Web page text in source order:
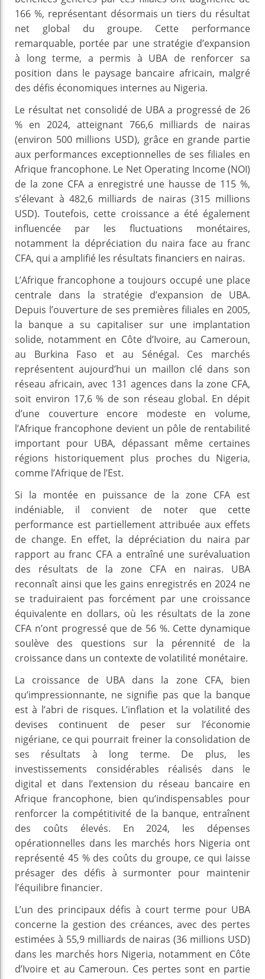
166 %, représentant désormais un tiers du résultat
net global du groupe. Cette performance
remarquable, portée par une stratégie d’expansion
à long terme, a permis à UBA de renforcer sa
position dans le paysage bancaire africain, malgré
des défis économiques internes au Nigeria.
Le résultat net consolidé de UBA a progressé de 26
% en 2024, atteignant 766,6 milliards de nairas
(environ 500 millions USD), grâce en grande partie
aux performances exceptionnelles de ses filiales en
Afrique francophone. Le Net Operating Income (NOI)
de la zone CFA a enregistré une hausse de 115 %,
s’élevant à 482,6 milliards de nairas (315 millions
USD). Toutefois, cette croissance a été également
influencée par les fluctuations monétaires,
notamment la dépréciation du naira face au franc
CFA, qui a amplifié les résultats financiers en nairas.
L’Afrique francophone a toujours occupé une place
centrale dans la stratégie d’expansion de UBA.
Depuis l’ouverture de ses premières filiales en 2005,
la banque a su capitaliser sur une implantation
solide, notamment en Côte d’Ivoire, au Cameroun,
au Burkina Faso et au Sénégal. Ces marchés
représentent aujourd’hui un maillon clé dans son
réseau africain, avec 131 agences dans la zone CFA,
soit environ 17,6 % de son réseau global. En dépit
d’une couverture encore modeste en volume,
l’Afrique francophone devient un pôle de rentabilité
important pour UBA, dépassant même certaines
régions historiquement plus proches du Nigeria,
comme l’Afrique de l’Est.
Si la montée en puissance de la zone CFA est
indéniable, il convient de noter que cette
performance est partiellement attribuée aux effets
de change. En effet, la dépréciation du naira par
rapport au franc CFA a entraîné une surévaluation
des résultats de la zone CFA en nairas. UBA
reconnaît ainsi que les gains enregistrés en 2024 ne
se traduiraient pas forcément par une croissance
équivalente en dollars, où les résultats de la zone
CFA n’ont progressé que de 56 %. Cette dynamique
soulève des questions sur la pérennité de la
croissance dans un contexte de volatilité monétaire.
La croissance de UBA dans la zone CFA, bien
qu’impressionnante, ne signifie pas que la banque
est à l’abri de risques. L’inflation et la volatilité des
devises continuent de peser sur l’économie
nigériane, ce qui pourrait freiner la consolidation de
ses résultats à long terme. De plus, les
investissements considérables réalisés dans le
digital et dans l’extension du réseau bancaire en
Afrique francophone, bien qu’indispensables pour
renforcer la compétitivité de la banque, entraînent
des coûts élevés. En 2024, les dépenses
opérationnelles dans les marchés hors Nigeria ont
représenté 45 % des coûts du groupe, ce qui laisse
présager des défis à surmonter pour maintenir
l’équilibre financier.
L’un des principaux défis à court terme pour UBA
concerne la gestion des créances, avec des pertes
estimées à 55,9 milliards de nairas (36 millions USD)
dans les marchés hors Nigeria, notamment en Côte
d’Ivoire et au Cameroun. Ces pertes sont en partie